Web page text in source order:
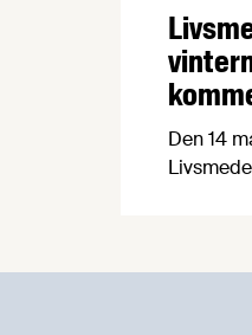
Den 14